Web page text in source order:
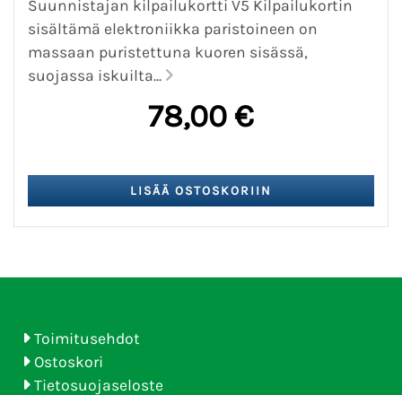
Suunnistajan kilpailukortti V5 Kilpailukortin
sisältämä elektroniikka paristoineen on
massaan puristettuna kuoren sisässä,
suojassa iskuilta...
78,00 €
Toimitusehdot
Ostoskori
Tietosuojaseloste